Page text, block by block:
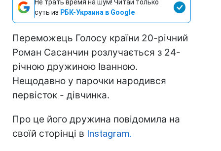
Не трать время на шум! Читай только
суть из РБК-Украина в Google
Переможець Голосу країни 20-річний
Роман Сасанчин розлучається з 24-
річною дружиною Іванною.
Нещодавно у парочки народився
первісток - дівчинка.
Про це його дружина повідомила на
своїй сторінці в Instagram.